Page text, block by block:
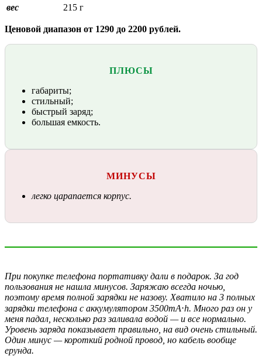
вес
215 г
Ценовой диапазон от 1290 до 2200 рублей.
ПЛЮСЫ
габариты;
стильный;
быстрый заряд;
большая емкость.
МИНУСЫ
легко царапается корпус.
При покупке телефона портативку дали в подарок. За год
пользования не нашла минусов. Заряжаю всегда ночью,
поэтому время полной зарядки не назову. Хватило на 3 полных
зарядки телефона с аккумулятором 3500mA⋅h. Много раз он у
меня падал, несколько раз заливала водой — и все нормально.
Уровень заряда показывает правильно, на вид очень стильный.
Один минус — короткий родной провод, но кабель вообще
ерунда.